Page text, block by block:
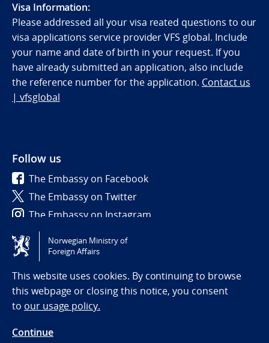
Visa Information:
Please addressed all your visa reated questions to our
visa applications service provider VFS global. Include
your name and date of birth in your request. If you
have already submitted an application, also include
the reference number for the application. Contact us
| vfsglobal
Follow us
The Embassy on Facebook
The Embassy on Twitter
The Embassy on Instagram
Tilgjengelighetserklæring / Accessibility statement
(NO)
Norwegian Ministry of
Foreign Affairs
This website uses cookies. By continuing to browse
this webpage or closing this notice, you consent
to our usage policy.
Continue